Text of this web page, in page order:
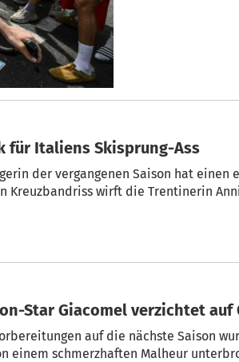
für Italiens Skisprung-Ass
der vergangenen Saison hat einen
Kreuzbandriss wirft die Trentinerin
Star Giacomel verzichtet auf
auf die nächste Saison
einem schmerzhaften Malheur